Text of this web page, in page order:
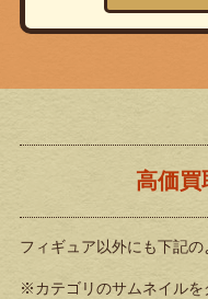
高価買
フィギュア以外にも下記
※カテゴリのサムネイルを